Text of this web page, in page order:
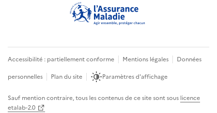
Accessibilité : partiellement conforme Mentions légales
Données
personnelles
Plan du site Paramètres d'affichage
Sauf mention contraire, tous les contenus de ce site sont sous licence
etalab-2.0